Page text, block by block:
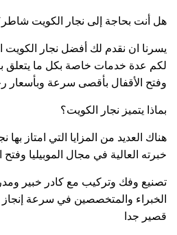
هل أنت بحاجة إلى نجار الكويت
يسرنا ان نقدم لك أفضل نجار الكويت
لكم عدة خدمات خاصة بكل ما يتعلق
وفتح الأقفال بأقصى سرعة وبأسعار
بماذا يتميز نجار الكويت؟
هناك العديد من المزايا التي امتاز
خبرته العالية في مجال الموبيليا
تصنيع وفك وتركيب مع كادر خبير
الخبراء والمتخصصين في سرعة
قصير جدا